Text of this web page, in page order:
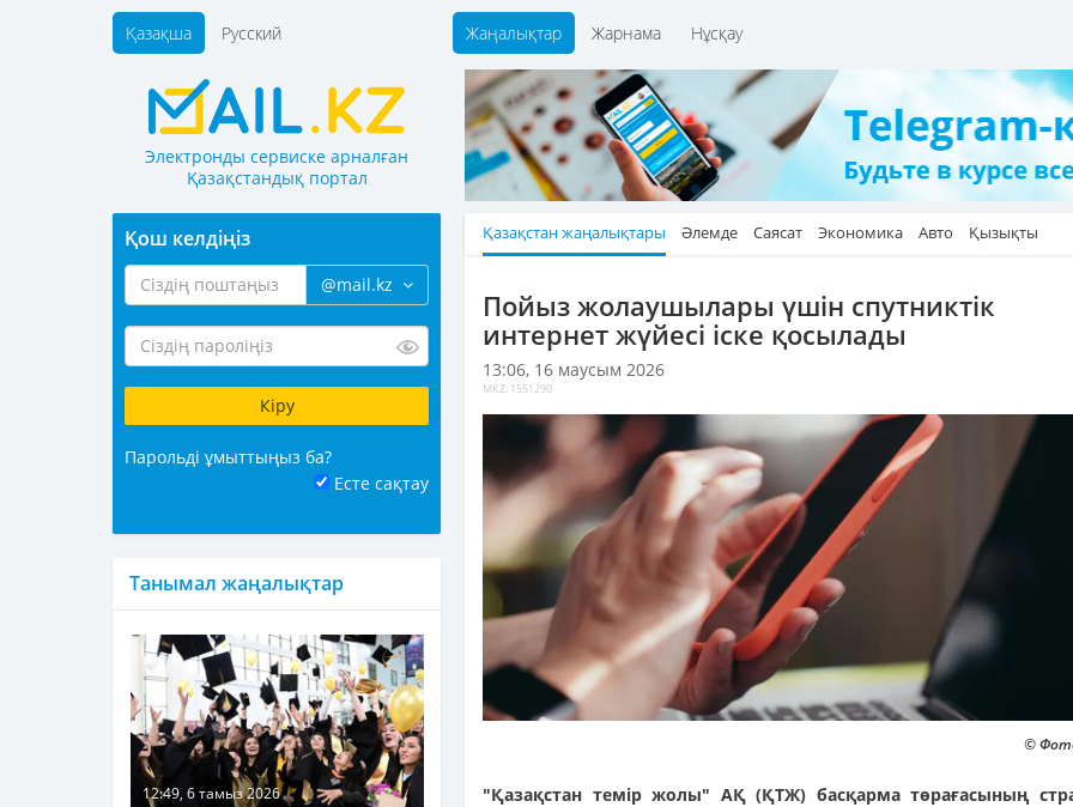
Жаңалықтар Жарнама Нұсқау
Қазақша Русский
Электронды сервиске арналған
Қазақстандық портал
Қазақстан жаңалықтары Әлемде Саясат Экономика Авто Қызықты
Пойыз жолаушылары үшін спутниктік
интернет жүйесі іске қосылады
13:06, 16 маусым 2026
MKZ: 1551290
©
"Қазақстан темір жолы" АҚ (ҚТЖ) басқарма төрағасының
Қош келдіңіз
@mail.kz
Парольді ұмыттыңыз ба?
Есте сақтау
Танымал жаңалықтар
12:49, 6 тамыз 2026